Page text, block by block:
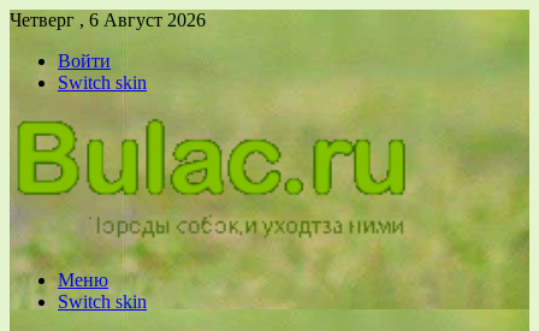
Четверг , 6 Август 2026
Войти
Switch skin
Меню
Switch skin